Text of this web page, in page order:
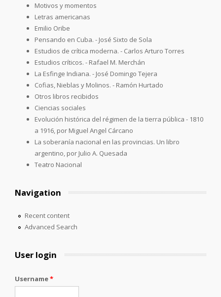
Motivos y momentos
Letras americanas
Emilio Oribe
Pensando en Cuba. - José Sixto de Sola
Estudios de crítica moderna. - Carlos Arturo Torres
Estudios críticos. - Rafael M. Merchán
La Esfinge Indiana. - José Domingo Tejera
Cofias, Nieblas y Molinos. - Ramón Hurtado
Otros libros recibidos
Ciencias sociales
Evolución histórica del régimen de la tierra pública - 1810
a 1916, por Miguel Angel Cárcano
La soberanía nacional en las provincias. Un libro
argentino, por Julio A. Quesada
Teatro Nacional
Navigation
Recent content
Advanced Search
User login
Username*